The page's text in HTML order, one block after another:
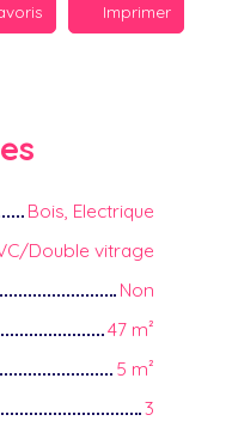
Imprimer
Bois, Electrique
Double vitrage
Non
47 m²
5 m²
3